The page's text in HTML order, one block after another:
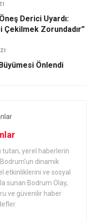
Derici Uyardı:
Zorundadır”
Önlendi
tutan, yerel haberlerin
dinamik
etkinliklerini ve sosyal
sunan Bodrum Olay,
ve güvenilir haber